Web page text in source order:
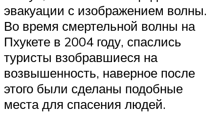
эвакуации с изображением волны.
Во время смертельной волны на
Пхукете в 2004 году, спаслись
туристы взобравшиеся на
возвышенность, наверное после
этого были сделаны подобные
места для спасения людей.